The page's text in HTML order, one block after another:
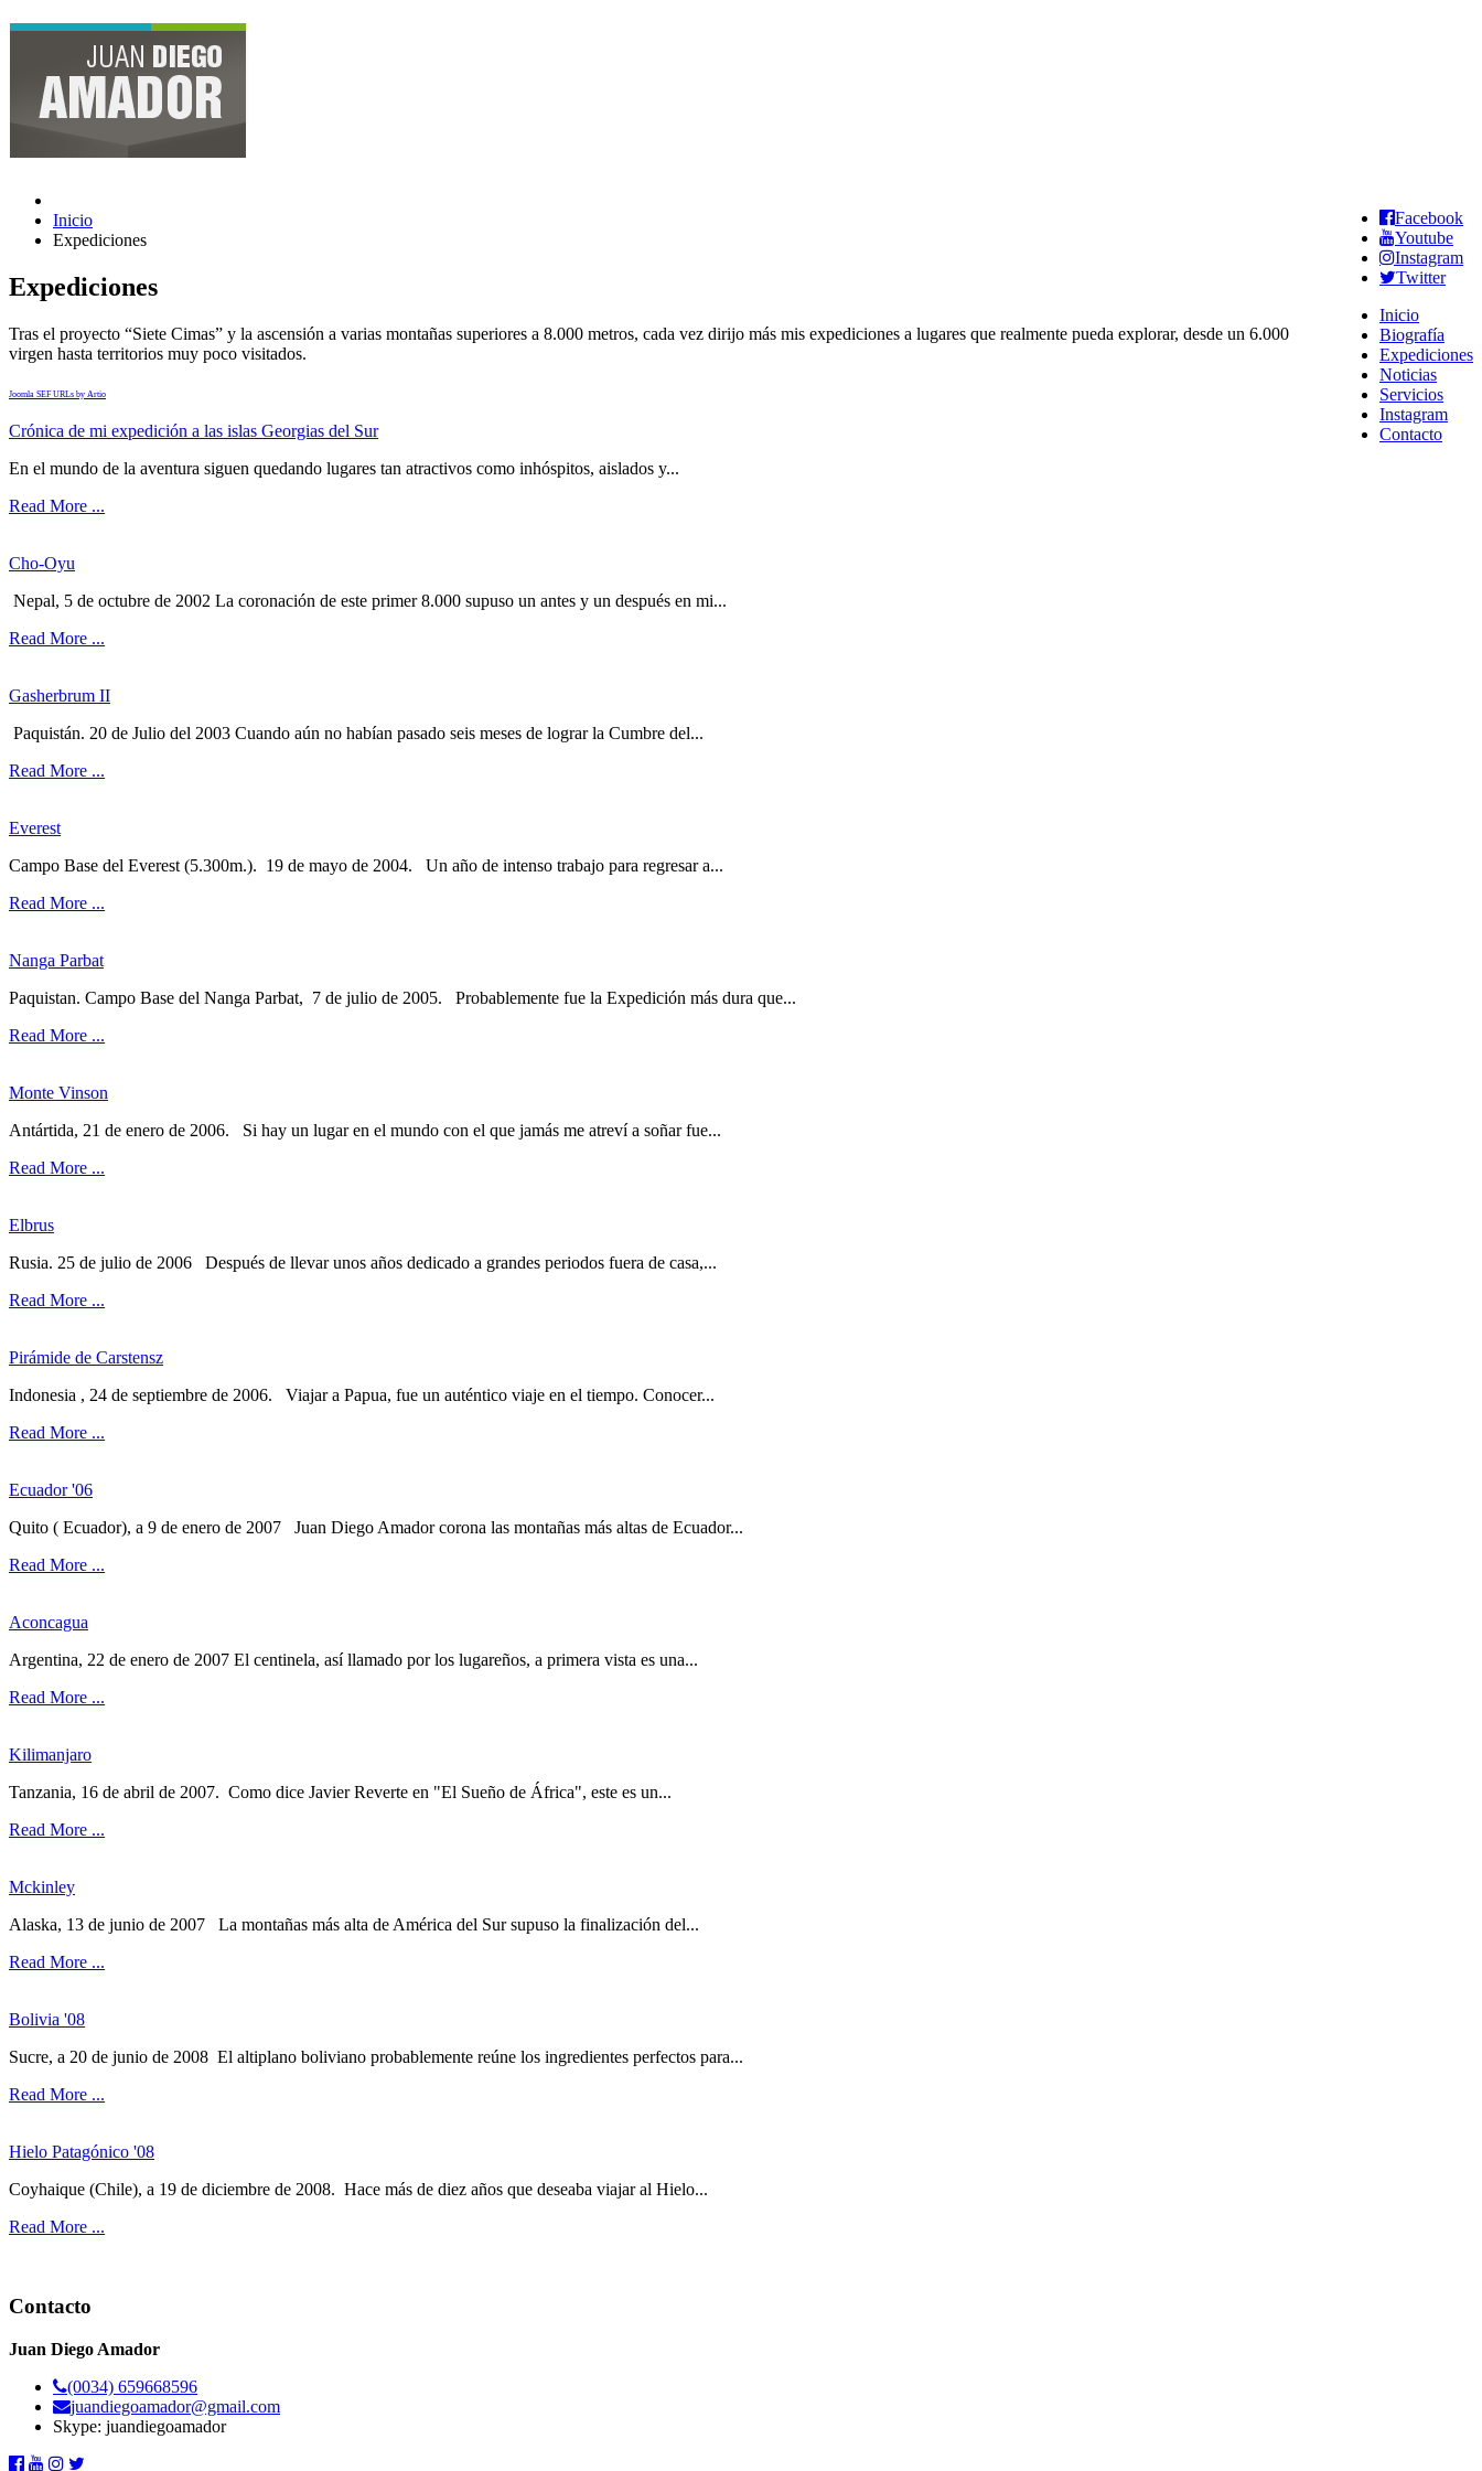
Facebook
Youtube
Instagram
Twitter
Inicio
Biografía
Expediciones
Noticias
Servicios
Instagram
Contacto
Inicio
Expediciones
Expediciones
Tras el proyecto “Siete Cimas” y la ascensión a varias montañas superiores a 8.000 metros, cada vez dirijo más mis expediciones a lugares que realmente pueda explorar, desde un 6.000
virgen hasta territorios muy poco visitados.
Joomla SEF URLs by Artio
Crónica de mi expedición a las islas Georgias del Sur
En el mundo de la aventura siguen quedando lugares tan atractivos como inhóspitos, aislados y...
Read More ...
Cho-Oyu
Nepal, 5 de octubre de 2002 La coronación de este primer 8.000 supuso un antes y un después en mi...
Read More ...
Gasherbrum II
Paquistán. 20 de Julio del 2003 Cuando aún no habían pasado seis meses de lograr la Cumbre del...
Read More ...
Everest
Campo Base del Everest (5.300m.). 19 de mayo de 2004. Un año de intenso trabajo para regresar a...
Read More ...
Nanga Parbat
Paquistan. Campo Base del Nanga Parbat, 7 de julio de 2005. Probablemente fue la Expedición más dura que...
Read More ...
Monte Vinson
Antártida, 21 de enero de 2006. Si hay un lugar en el mundo con el que jamás me atreví a soñar fue...
Read More ...
Elbrus
Rusia. 25 de julio de 2006 Después de llevar unos años dedicado a grandes periodos fuera de casa,...
Read More ...
Pirámide de Carstensz
Indonesia , 24 de septiembre de 2006. Viajar a Papua, fue un auténtico viaje en el tiempo. Conocer...
Read More ...
Ecuador '06
Quito ( Ecuador), a 9 de enero de 2007 Juan Diego Amador corona las montañas más altas de Ecuador...
Read More ...
Aconcagua
Argentina, 22 de enero de 2007 El centinela, así llamado por los lugareños, a primera vista es una...
Read More ...
Kilimanjaro
Tanzania, 16 de abril de 2007. Como dice Javier Reverte en "El Sueño de África", este es un...
Read More ...
Mckinley
Alaska, 13 de junio de 2007 La montañas más alta de América del Sur supuso la finalización del...
Read More ...
Bolivia '08
Sucre, a 20 de junio de 2008 El altiplano boliviano probablemente reúne los ingredientes perfectos para...
Read More ...
Hielo Patagónico '08
Coyhaique (Chile), a 19 de diciembre de 2008. Hace más de diez años que deseaba viajar al Hielo...
Read More ...
Contacto
Juan Diego Amador
(0034) 659668596
juandiegoamador@gmail.com
Skype: juandiegoamador